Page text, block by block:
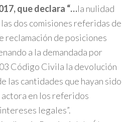
que declara “…la nulidad
dos comisiones referidas de
reclamación de posiciones
a la demandada por
Código Civila la devolución
las cantidades que hayan sido
actora en los referidos
legales”.